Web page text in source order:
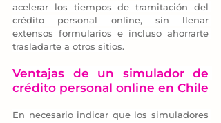
acelerar los tiempos de tramitación del
crédito personal online, sin llenar
extensos formularios e incluso ahorrarte
trasladarte a otros sitios.
Ventajas de un simulador de
crédito personal online en Chile
En necesario indicar que los simuladores